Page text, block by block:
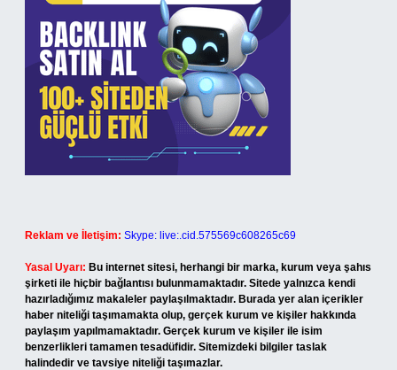
Reklam ve İletişim: Skype: live:.cid.575569c608265c69
Yasal Uyarı: Bu internet sitesi, herhangi bir marka, kurum veya şahıs
şirketi ile hiçbir bağlantısı bulunmamaktadır. Sitede yalnızca kendi
hazırladığımız makaleler paylaşılmaktadır. Burada yer alan içerikler
haber niteliği taşımamakta olup, gerçek kurum ve kişiler hakkında
paylaşım yapılmamaktadır. Gerçek kurum ve kişiler ile isim
benzerlikleri tamamen tesadüfidir. Sitemizdeki bilgiler taslak
halindedir ve tavsiye niteliği taşımazlar.